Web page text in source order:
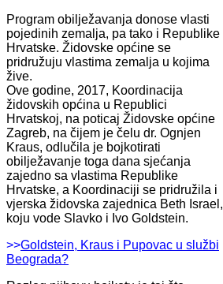
Program obilježavanja donose vlasti
pojedinih zemalja, pa tako i Republike
Hrvatske. Židovske općine se
pridružuju vlastima zemalja u kojima
žive.
Ove godine, 2017, Koordinacija
židovskih općina u Republici
Hrvatskoj, na poticaj Židovske općine
Zagreb, na čijem je čelu dr. Ognjen
Kraus, odlučila je bojkotirati
obilježavanje toga dana sjećanja
zajedno sa vlastima Republike
Hrvatske, a Koordinaciji se pridružila i
vjerska židovska zajednica Beth Israel,
koju vode Slavko i Ivo Goldstein.
>>Goldstein, Kraus i Pupovac u službi
Beograda?